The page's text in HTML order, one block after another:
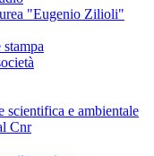
"Eugenio Zilioli"
scientifica e ambientale
Cnr